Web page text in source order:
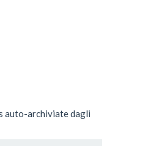
auto-archiviate dagli